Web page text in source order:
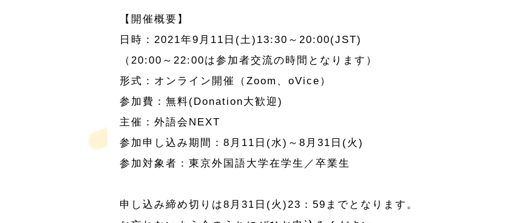
【開催概要】
日時：2021年9月11日(土)13:30～20:00(JST)
（20:00～22:00は参加者交流の時間となります）
形式：オンライン開催（Zoom、oVice）
参加費：無料(Donation大歓迎)
主催：外語会NEXT
参加申し込み期間：8月11日(水)～8月31日(火)
参加対象者：東京外国語大学在学生／卒業生
申し込み締め切りは8月31日(火)23：59までとなります。